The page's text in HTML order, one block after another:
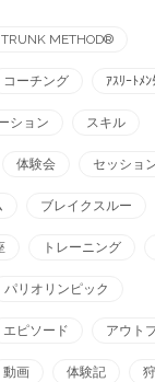
TRUNK METHOD®︎
コーチング ｱｽﾘｰﾄﾒﾝ
ション スキル
体験会 セッショ
ブレイクスルー
トレーニング
パリオリンピック
エピソード アウト
動画 体験記